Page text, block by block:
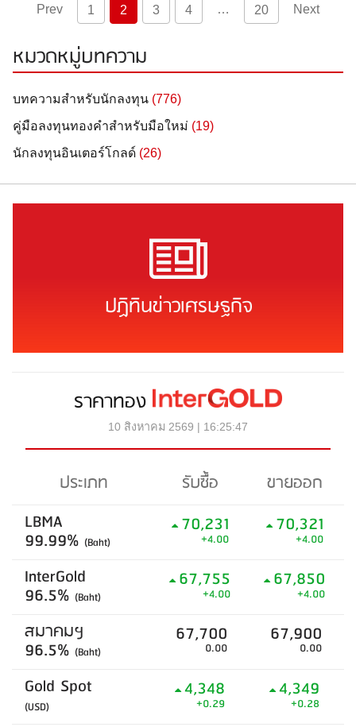
Prev 1 2 3 4 … 20 Next
หมวดหมู่บทความ
บทความสำหรับนักลงทุน (776)
คู่มือลงทุนทองคำสำหรับมือใหม่ (19)
นักลงทุนอินเตอร์โกลด์ (26)
ปฏิทินข่าวเศรษฐกิจ
ราคาทอง
10 สิงหาคม 2569 | 16:25:47
ประเภท รับซื้อ
ขายออก
LBMA
99.99% (Baht)
70,231
+4.00
70,321
+4.00
InterGold
96.5% (Baht)
67,755
+4.00
67,850
+4.00
สมาคมฯ
96.5% (Baht)
67,700
0.00
67,900
0.00
Gold Spot
(USD)
4,348
+0.29
4,349
+0.28